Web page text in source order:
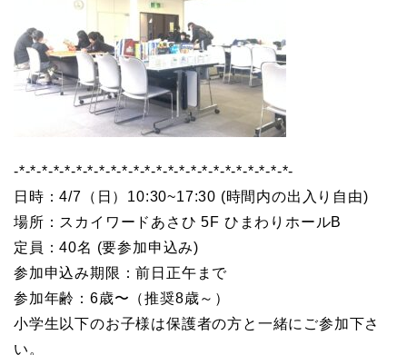
-*-*-*-*-*-*-*-*-*-*-*-*-*-*-*-*-*-*-*-*-*-*-*-*-
日時：4/7（日）10:30~17:30 (時間内の出入り自由)
場所：スカイワードあさひ 5F ひまわりホールB
定員：40名 (要参加申込み)
参加申込み期限：前日正午まで
参加年齢：6歳〜（推奨8歳～）
小学生以下のお子様は保護者の方と一緒にご参加下さ
い。